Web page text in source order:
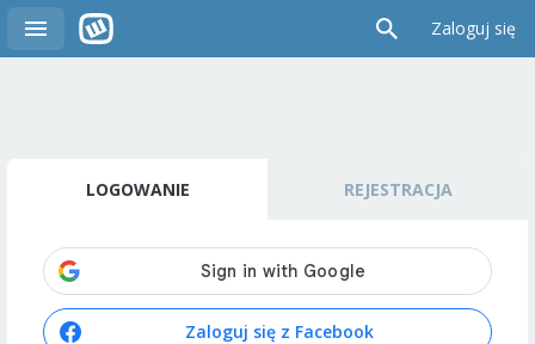
Zaloguj się
LOGOWANIE REJESTRACJA
Zaloguj się z Facebook